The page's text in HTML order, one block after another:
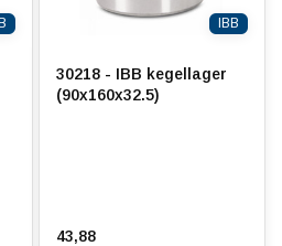
IBB
30218 - IBB kegellager
(90x160x32.5)
43,88